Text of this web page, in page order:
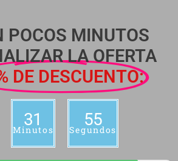
POCOS MINUTOS
LA OFERTA
DE DESCUENTO:
31
Minutos
53
Segundos